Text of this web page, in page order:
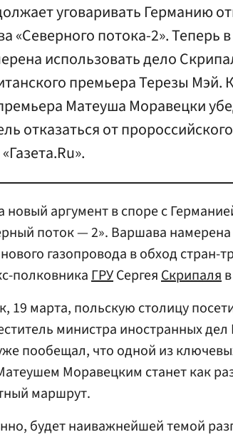
уговаривать Германию
«Северного потока-2». Теперь
использовать дело
премьера Терезы Мэй.
Матеуша Моравецки
отказаться от
аргумент в споре с
поток — 2». Варшава
газопровода в обход стран-
полковникаГРУСергеяСкрипаля
19 марта, польскую столицу
министра иностранных
пообещал, что одной из
Моравецким станет как
маршрут.
будет наиважнейшей темой